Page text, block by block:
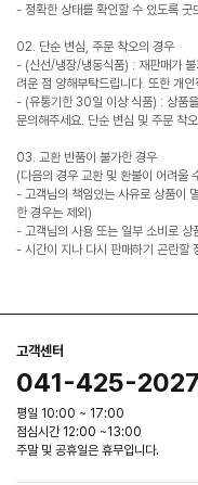
- 정확한 상태를 확인할 수 있도록 굿
02. 단순 변심, 주문 착오의 경우
- (신선/냉장/냉동식품) : 재판매가
려운 점 양해부탁드립니다. 또한 개
- (유통기한 30일 이상 식품) : 상품
문의해주세요. 단순 변심 및 주문 착
03. 교환 반품이 불가한 경우
(다음의 경우 교환 및 환불이 어려울
- 고객님의 책임있는 사유로 상품이
한 경우는 제외)
- 고객님의 사용 또는 일부 소비로 상
- 시간이 지나 다시 판매하기 곤란할
고객센터
041-425-2027
평일 10:00 ~ 17:00
점심시간 12:00 ~13:00
주말 및 공휴일은 휴무입니다.